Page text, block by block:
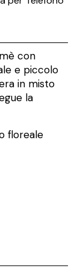
con
e piccolo
in misto
la
floreale